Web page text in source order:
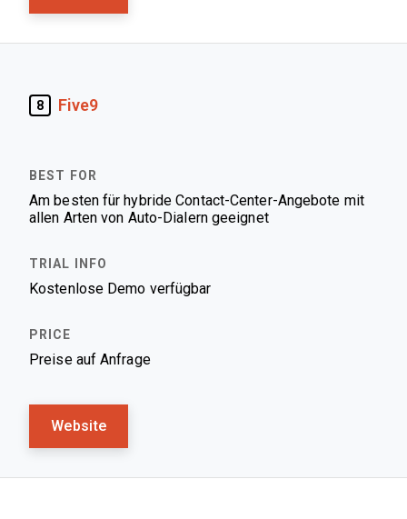
8 Five9
Am besten für hybride Contact-Center-Angebote mit
allen Arten von Auto-Dialern geeignet
Kostenlose Demo verfügbar
Preise auf Anfrage
Website